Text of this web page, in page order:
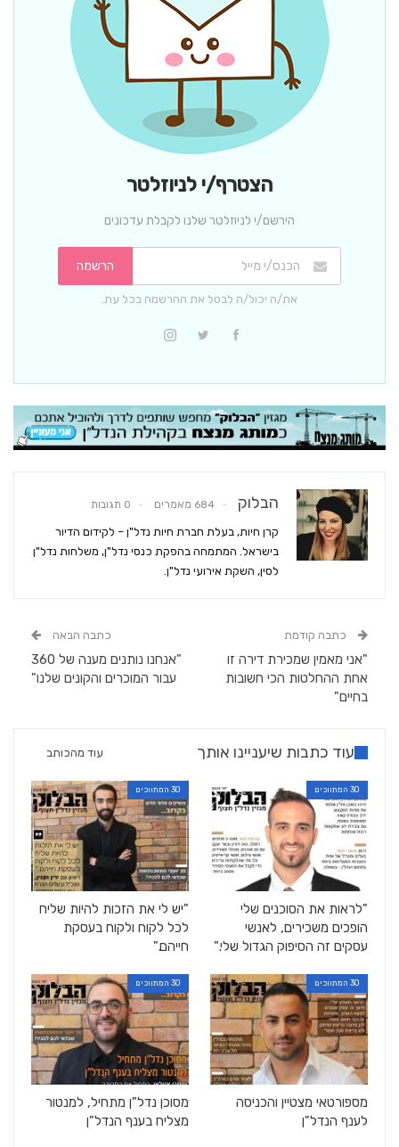
הצטרף/י לניוזלטר
הירשם/י לניוזלטר שלנו לקבלת עדכונים
הרשמה
את/ה יכול/ה לבטל את ההרשמה בכל עת.
הבלוק 684 מאמרים 0 תגובות
קרן חיות, בעלת חברת חיות נדל"ן – לקידום הדיור
בישראל. המתמחה בהפקת כנסי נדל"ן, משלחות נדל"ן
לסין, השקת אירועי נדל"ן.
כתבה קודמת
"אני מאמין שמכירת דירה זו
אחת ההחלטות הכי חשובות
בחיים"
כתבה הבאה
"אנחנו נותנים מענה של 360
עבור המוכרים והקונים שלנו"
עוד כתבות שיעניינו אותך עוד מהכותב
30 המתווכים
"לראות את הסוכנים שלי
הופכים משכירים, לאנשי
עסקים זה הסיפוק הגדול שלי."
30 המתווכים
"יש לי את הזכות להיות שליח
לכל לקוח ולקוח בעסקת
חייהם."
30 המתווכים
מספורטאי מצטיין והכניסה
לענף הנדל"ן
30 המתווכים
מסוכן נדל"ן מתחיל, למנטור
מצליח בענף הנדל"ן